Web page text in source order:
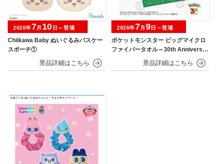
Chiikawa Baby ぬいぐるみパスケー
スポーチ①
2026年7月 10 日～登場
ポケットモンスター ビッグマイクロ
ファイバータオル～30th Anniversar
2026年7月 9日～登場